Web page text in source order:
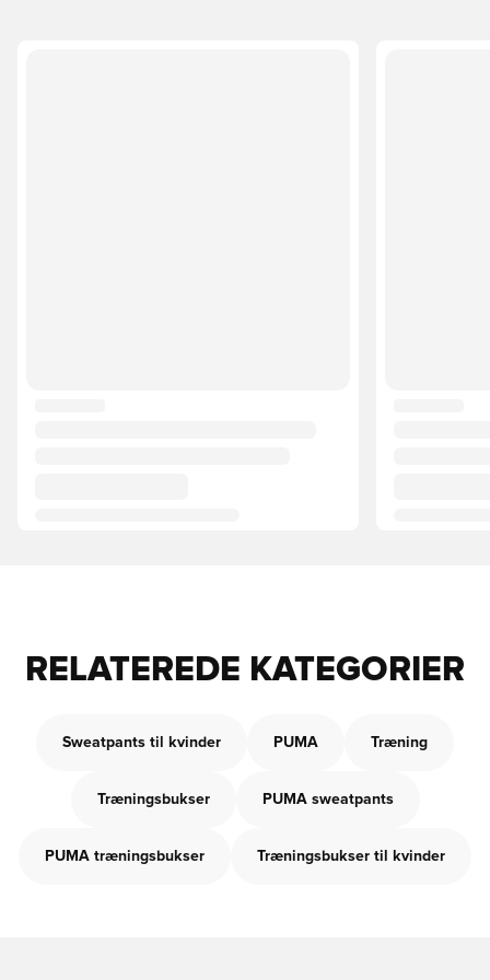
RELATEREDE KATEGORIER
Sweatpants til kvinder PUMA Træning
Træningsbukser PUMA sweatpants
PUMA træningsbukser Træningsbukser til kvinder